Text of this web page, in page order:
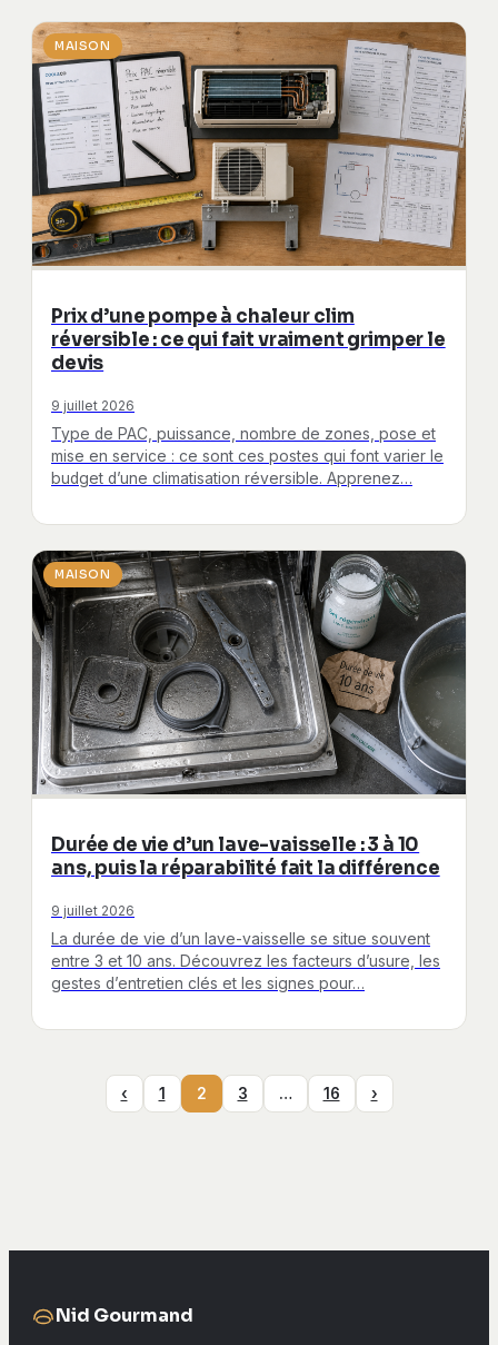
MAISON
Prix d’une pompe à chaleur clim
réversible : ce qui fait vraiment grimper le
devis
9 juillet 2026
Type de PAC, puissance, nombre de zones, pose et
mise en service : ce sont ces postes qui font varier le
budget d’une climatisation réversible. Apprenez…
MAISON
Durée de vie d’un lave-vaisselle : 3 à 10
ans, puis la réparabilité fait la différence
9 juillet 2026
La durée de vie d’un lave-vaisselle se situe souvent
entre 3 et 10 ans. Découvrez les facteurs d’usure, les
gestes d’entretien clés et les signes pour…
‹ 1 2 3 … 16 ›
Nid Gourmand